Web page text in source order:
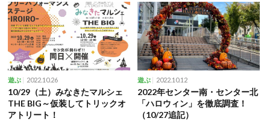
遊ぶ 2022.10.26
10/29（土）みなきたマルシェ
THE BIG～仮装してトリックオ
アトリート！
遊ぶ 2022.10.12
2022年センター南・センター北
「ハロウィン」を徹底調査！
（10/27追記）